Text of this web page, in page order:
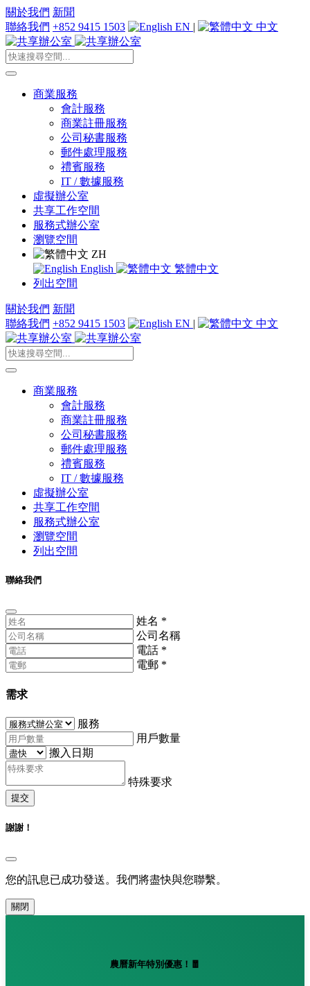
關於我們 新聞
聯絡我們 +852 9415 1503 EN | 中文
商業服務
會計服務
商業註冊服務
公司秘書服務
郵件處理服務
禮賓服務
IT / 數據服務
虛擬辦公室
共享工作空間
服務式辦公室
瀏覽空間
ZH
English
繁體中文
列出空間
關於我們 新聞
聯絡我們 +852 9415 1503 EN | 中文
商業服務
會計服務
商業註冊服務
公司秘書服務
郵件處理服務
禮賓服務
IT / 數據服務
虛擬辦公室
共享工作空間
服務式辦公室
瀏覽空間
列出空間
聯絡我們
姓名 *
公司名稱
電話 *
電郵 *
需求
服務
用戶數量
搬入日期
特殊要求
提交
謝謝！
您的訊息已成功發送。我們將盡快與您聯繫。
關閉
農曆新年特別優惠！🧧